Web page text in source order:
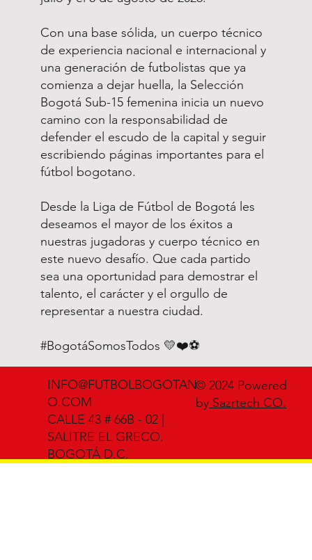
Con una base sólida, un cuerpo técnico
de experiencia nacional e internacional y
una generación de futbolistas que ya
comienza a dejar huella, la Selección
Bogotá Sub-15 femenina inicia un nuevo
camino con la responsabilidad de
defender el escudo de la capital y seguir
escribiendo páginas importantes para el
fútbol bogotano.
Desde la Liga de Fútbol de Bogotá les
deseamos el mayor de los éxitos a
nuestras jugadoras y cuerpo técnico en
este nuevo desafío. Que cada partido
sea una oportunidad para demostrar el
talento, el carácter y el orgullo de
representar a nuestra ciudad.
#BogotáSomosTodos 💛❤️⚽
INFO@FUTBOLBOGOTAN
O.COM
CALLE 43 # 66B - 02 |
SALITRE EL GRECO.
BOGOTÁ D.C.
© 2024 Powered
by Sazrtech CO.